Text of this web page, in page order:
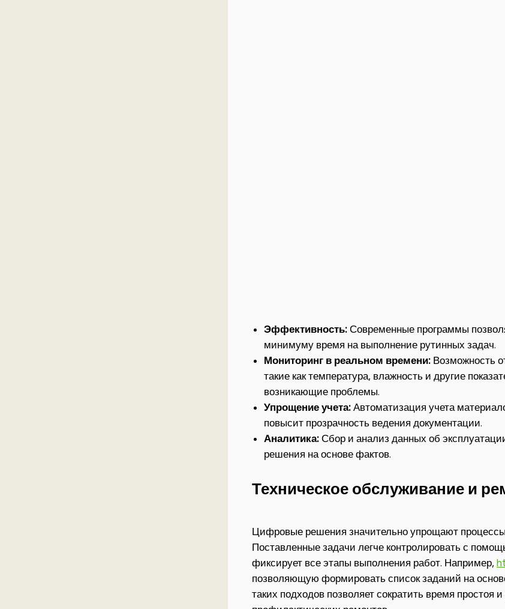
Эффективность: Современные программы
минимуму время на выполнение рутинных задач.
Мониторинг в реальном времени: Возможность
такие как температура, влажность и другие
возникающие проблемы.
Упрощение учета: Автоматизация учета
повысит прозрачность ведения документации.
Аналитика: Сбор и анализ данных об
решения на основе фактов.
Техническое обслуживание и
Цифровые решения значительно упрощают
Поставленные задачи легче контролировать с
фиксирует все этапы выполнения работ. Например,
позволяющую формировать список заданий на
таких подходов позволяет сократить время простоя